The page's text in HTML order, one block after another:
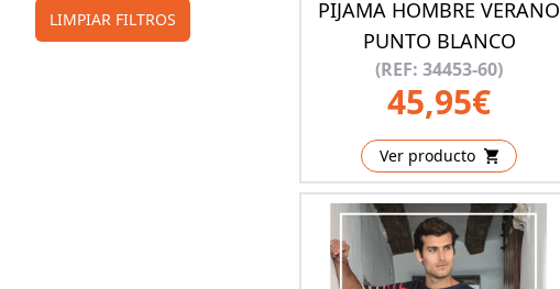
LIMPIAR FILTROS
PIJAMA HOMBRE VERANO
PUNTO BLANCO
(REF: 34453-60)
45,95€
Ver producto